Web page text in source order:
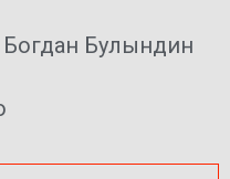
Богдан Булындин